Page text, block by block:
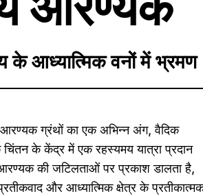
के आध्यात्मिक वनों में भ्रमण
ग्रंथों का एक अभिन्न अंग, वैदिक
चिंतन के केंद्र में एक रहस्यमय यात्रा प्रदान
की जटिलताओं पर प्रकाश डालता है,
और आध्यात्मिक क्षेत्र के